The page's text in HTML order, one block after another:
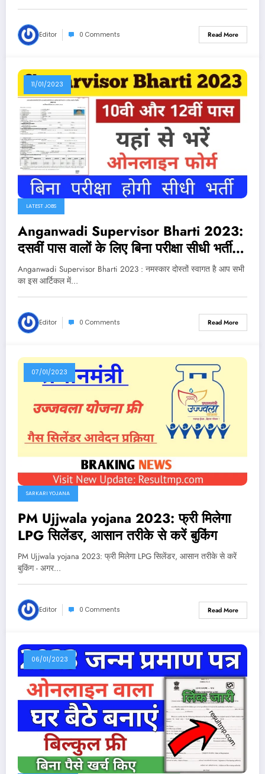
Editor 0 Comments Read More
11/01/2023
LATEST JOBS
Anganwadi Supervisor Bharti 2023:
दसवीं पास वालों के लिए बिना परीक्षा सीधी भर्ती,
यहां पर होंगे आवेदन
Anganwadi Supervisor Bharti 2023 : नमस्कार दोस्तों स्वागत है आप सभी
का इस आर्टिकल में…
Editor 0 Comments Read More
07/01/2023
SARKARI YOJANA
PM Ujjwala yojana 2023: फ्री मिलेगा
LPG सिलेंडर, आसान तरीके से करें बुकिंग
PM Ujjwala yojana 2023: फ्री मिलेगा LPG सिलेंडर, आसान तरीके से करें
बुकिंग - अगर…
Editor 0 Comments Read More
06/01/2023